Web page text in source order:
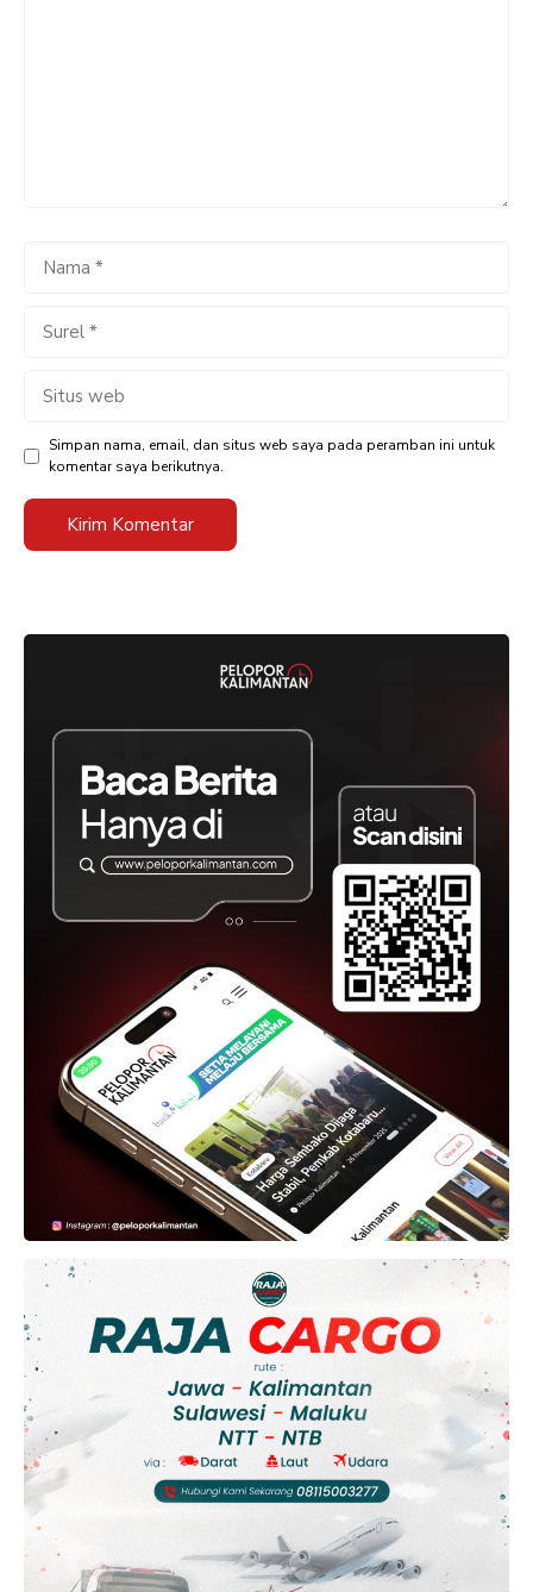
Nama
Surel
Situs
Simpan nama, email, dan situs web saya pada peramban ini untuk
komentar saya berikutnya.